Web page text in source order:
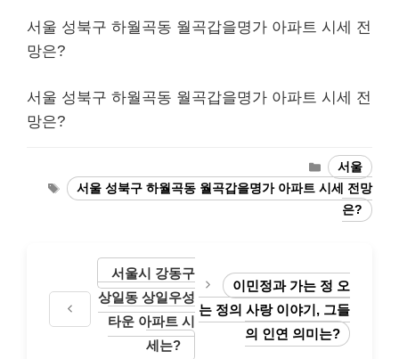
서울 성북구 하월곡동 월곡갑을명가 아파트 시세 전
망은?
서울 성북구 하월곡동 월곡갑을명가 아파트 시세 전
망은?
Categories
서울
Tags
서울 성북구 하월곡동 월곡갑을명가 아파트 시세 전망
은?
서울시 강동구
상일동 상일우성
타운 아파트 시
세는?
이민정과 가는 정 오
는 정의 사랑 이야기, 그들
의 인연 의미는?